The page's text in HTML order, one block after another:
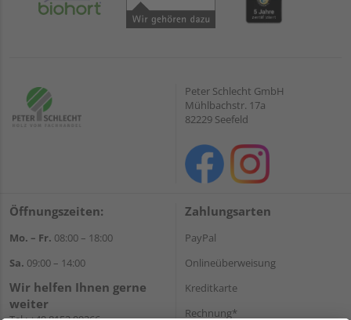
Peter Schlecht GmbH
Mühlbachstr. 17a
82229 Seefeld
Öffnungszeiten:
Mo. – Fr. 08:00 – 18:00
Sa. 09:00 – 14:00
Wir helfen Ihnen gerne
weiter
Zahlungsarten
PayPal
Onlineüberweisung
Kreditkarte
Rechnung*